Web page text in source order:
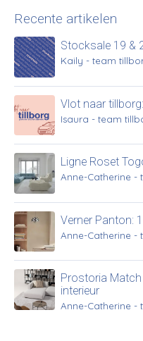
Recente artikelen
Stocksale 19 &
Kaily - team
Vlot naar
Isaura - team
Ligne Roset
Anne-Catherine -
Verner Panton:
Anne-Catherine -
Prostoria
interieur
Anne-Catherine -